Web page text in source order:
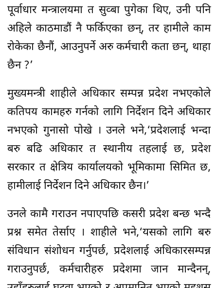
पूर्वाधार मन्त्रालयमा त सुव्बा पुगेका थिए, उनी पनि
अहिले काठमाडौं नै फर्किएका छन्, तर हामीले काम
रोकेका छैनौं, आउनुपर्ने अरु कर्मचारी कता छन्, थाहा
छैन ?’
मुख्यमन्त्री शाहीले अधिकार सम्पन्न प्रदेश नभएकोले
कतिपय कामहरु गर्नको लागि निर्देशन दिने अधिकार
नभएको गुनासो पोखे । उनले भने,‘प्रदेशलाई भन्दा
बरु बढि अधिकार त स्थानीय तहलाई छ, प्रदेश
सरकार त क्षेत्रिय कार्यालयको भूमिकामा सिमित छ,
हामीलाई निर्देशन दिने अधिकार छैन।’
उनले कामै गराउन नपाएपछि कसरी प्रदेश बन्छ भन्दै
प्रश्न समेत तेर्साए । शाहीले भने,‘यसको लागि बरु
संविधान संशोधन गर्नुपर्छ, प्रदेशलाई अधिकारसम्पन्न
गराउनुपर्छ, कर्मचारीहरु प्रदेशमा जान मान्दैनन्,